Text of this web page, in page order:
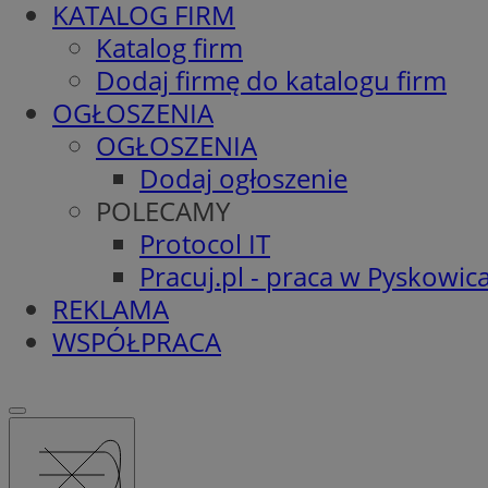
KATALOG FIRM
Katalog firm
Dodaj firmę do katalogu firm
OGŁOSZENIA
OGŁOSZENIA
Dodaj ogłoszenie
POLECAMY
Protocol IT
Pracuj.pl - praca w
REKLAMA
WSPÓŁPRACA